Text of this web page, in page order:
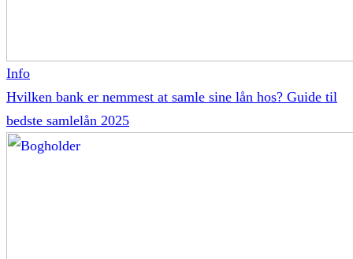
Info
Hvilken bank er nemmest at samle sine lån hos? Guide til
bedste samlelån 2025